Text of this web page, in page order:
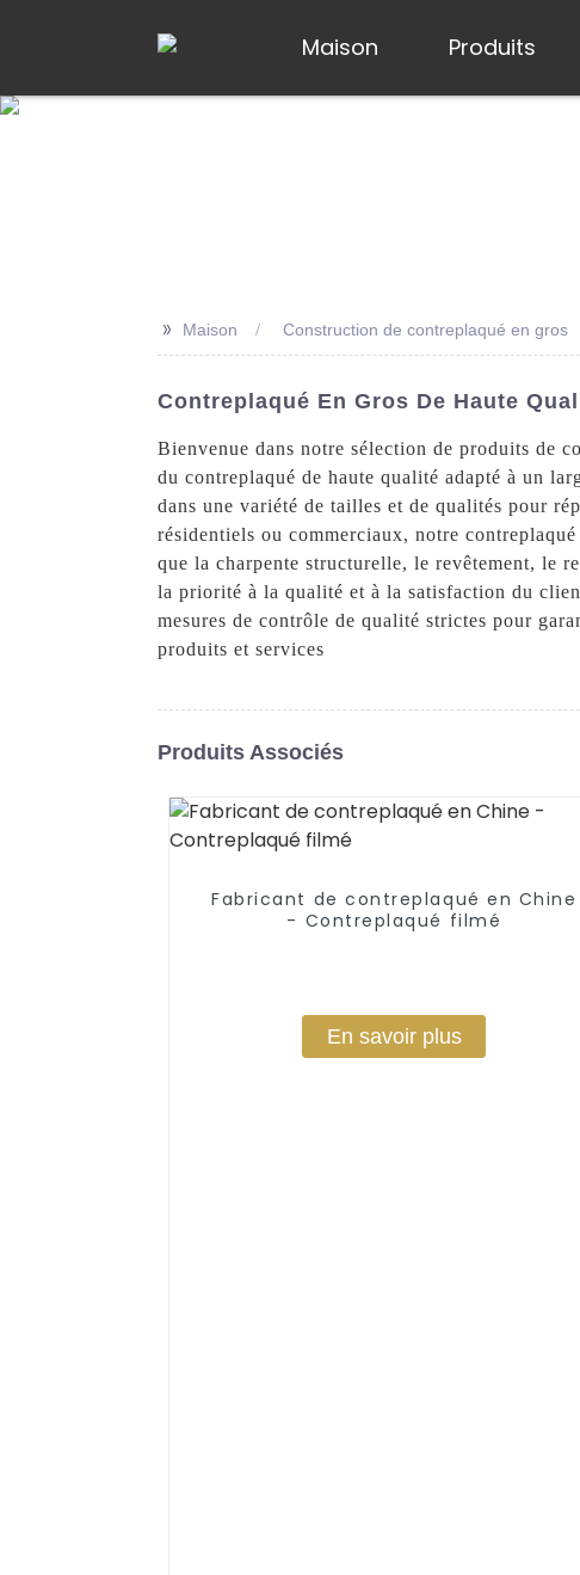
Maison Produits
>> Maison Construction de contreplaqué en gros
Contreplaqué En Gros De Haute
Bienvenue dans notre sélection de produits
du contreplaqué de haute qualité adapté à un
dans une variété de tailles et de qualités pour
résidentiels ou commerciaux, notre
que la charpente structurelle, le revêtement, le
la priorité à la qualité et à la satisfaction du
mesures de contrôle de qualité strictes pour
produits et services
Produits Associés
Fabricant de contreplaqué en Chine
- Contreplaqué filmé
En savoir plus